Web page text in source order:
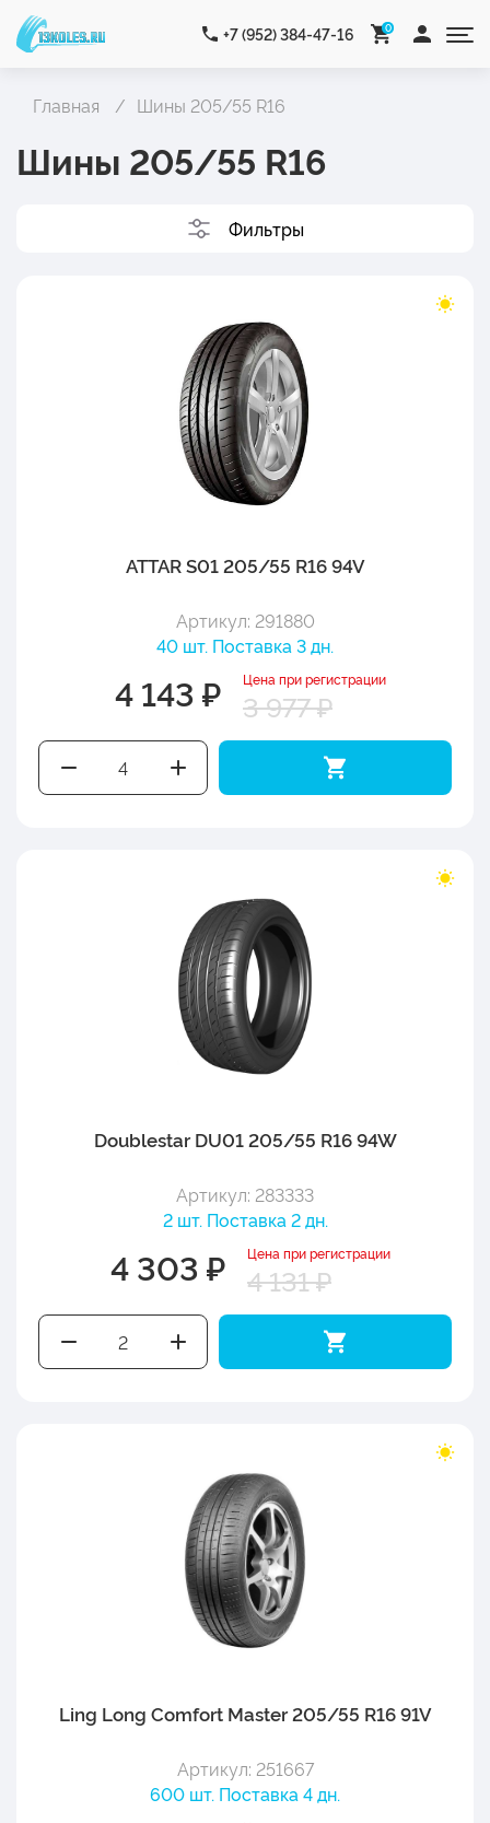
+7 (952) 384-47-16 0
Главная Шины 205/55 R16
Шины 205/55 R16
Фильтры
ATTAR S01 205/55 R16 94V
Артикул: 291880
40 шт. Поставка 3 дн.
4 143 ₽ Цена при регистрации
3 977 ₽
Doublestar DU01 205/55 R16 94W
Артикул: 283333
2 шт. Поставка 2 дн.
4 303 ₽ Цена при регистрации
4 131 ₽
Ling Long Comfort Master 205/55 R16 91V
Артикул: 251667
600 шт. Поставка 4 дн.